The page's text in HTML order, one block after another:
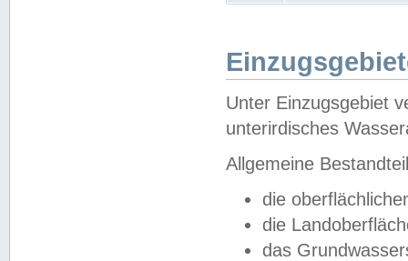
Unter Einzugsgebiet
unterirdisches
Allgemeine
die
die
das